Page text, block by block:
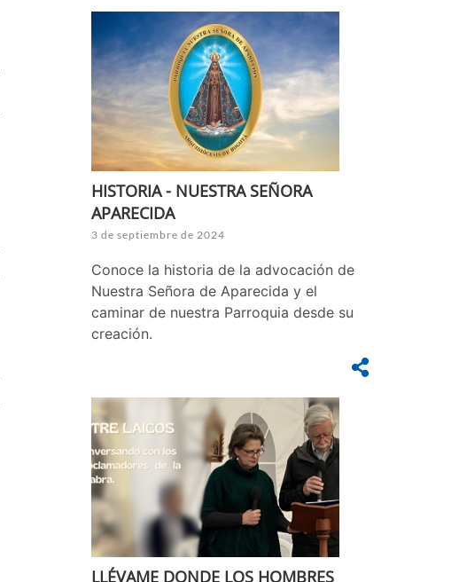
HISTORIA - NUESTRA SEÑORA
APARECIDA
3 de septiembre de 2024
Conoce la historia de la advocación de
Nuestra Señora de Aparecida y el
caminar de nuestra Parroquia desde su
creación.
LLÉVAME DONDE LOS HOMBRES